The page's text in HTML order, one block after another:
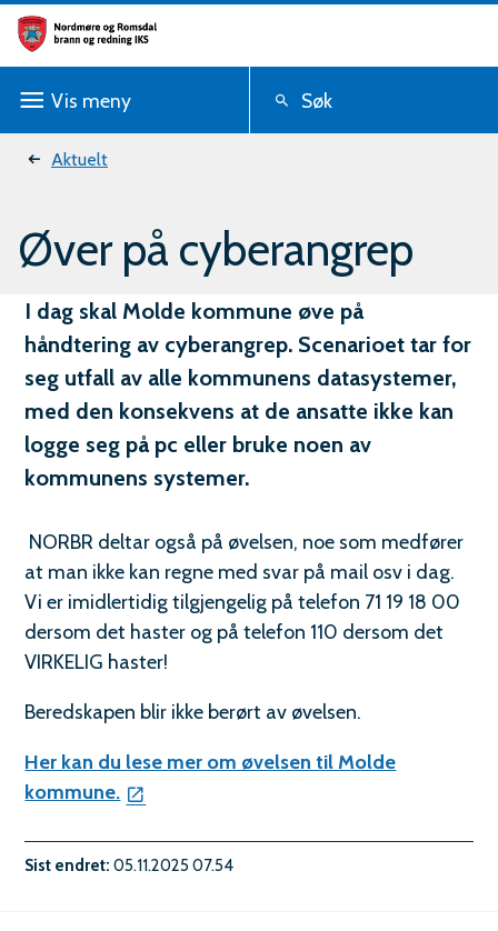
o
ø
e
o
g
R
o
m
s
d
l
b
a
n
Søk
Vis meny
Du
her:
Aktuelt
Øver på cyberangrep
I dag skal Molde kommune øve på
håndtering av cyberangrep. Scenarioet tar for
seg utfall av alle kommunens datasystemer,
med den konsekvens at de ansatte ikke kan
logge seg på pc eller bruke noen av
kommunens systemer.
NORBR deltar også på øvelsen, noe som medfører
at man ikke kan regne med svar på mail osv i dag.
Vi er imidlertidig tilgjengelig på telefon 71 19 18 00
dersom det haster og på telefon 110 dersom det
VIRKELIG haster!
Beredskapen blir ikke berørt av øvelsen.
Her kan du lese mer om øvelsen til Molde
kommune.
Sist endret 05.11.2025 07.54